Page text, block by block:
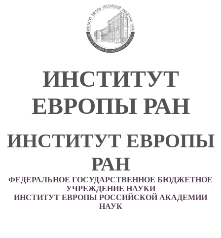
ИНСТИТУТ
ЕВРОПЫ РАН
ИНСТИТУТ ЕВРОПЫ
РАН
ФЕДЕРАЛЬНОЕ ГОСУДАРСТВЕННОЕ БЮДЖЕТНОЕ
УЧРЕЖДЕНИЕ НАУКИ
ИНСТИТУТ ЕВРОПЫ РОССИЙСКОЙ АКАДЕМИИ
НАУК